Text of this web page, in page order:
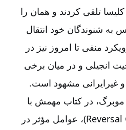
تلقی کردند و همان را
به شنوندگان خود انتقال
منفی تا امروز نیز در
انجیلی و در میان برخی
و غیرایرانی مشهود است.
در کتاب مهمش با
Reversal)، عوامل مؤثر در